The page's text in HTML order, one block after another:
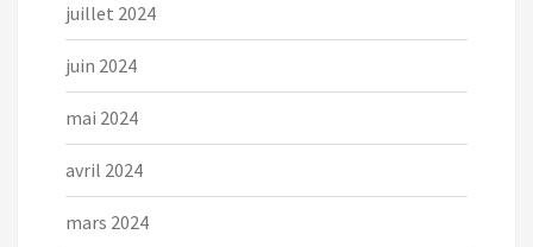
juillet 2024
juin 2024
mai 2024
avril 2024
mars 2024